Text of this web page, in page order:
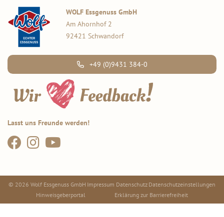
WOLF Essgenuss GmbH
Am Ahornhof 2
92421 Schwandorf
+49 (0)9431 384-0
Lasst uns Freunde werden!
© 2026 Wolf Essgenuss GmbH Impressum Datenschutz Datenschutzeinstellungen
Hinweisgeberportal
Erklärung zur Barrierefreiheit